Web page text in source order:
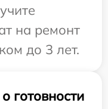
на ремонт
до 3 лет.
готовности